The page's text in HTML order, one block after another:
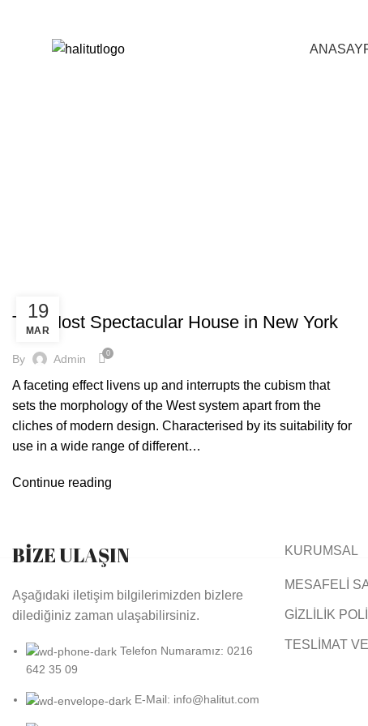
19
MAR
The Most Spectacular House in New York
By Admin 0
A faceting effect livens up and interrupts the cubism that
sets the morphology of the West system apart from the
cliches of modern design. Characterised by its suitability for
use in a wide range of different…
Continue reading
BİZE ULAŞIN
Aşağıdaki iletişim bilgilerimizden bizlere
dilediğiniz zaman ulaşabilirsiniz.
Telefon Numaramız: 0216
642 35 09
E-Mail: info@halitut.com
KURUMSAL
MESAFELİ
GİZLİLİK
TESLİMAT